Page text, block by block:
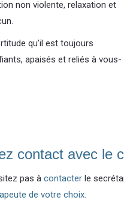
non violente, relaxation et
qu’il est toujours
apaisés et reliés à vous-
contact avec le
pas à contacter le
de votre choix.